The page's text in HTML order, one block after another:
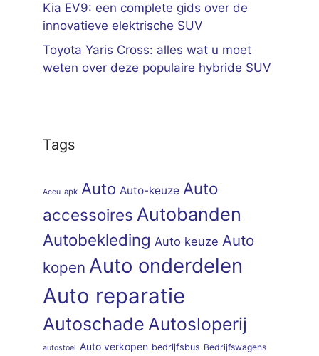
Kia EV9: een complete gids over de
innovatieve elektrische SUV
Toyota Yaris Cross: alles wat u moet
weten over deze populaire hybride SUV
Tags
Accu apk Auto Auto-keuze Auto
accessoires Autobanden
Autobekleding Auto keuze Auto
kopen Auto onderdelen
Auto reparatie
Autoschade Autosloperij
autostoel Auto verkopen bedrijfsbus Bedrijfswagens